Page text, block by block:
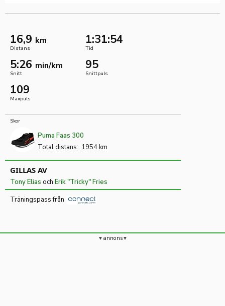
16,9 km
Distans
1:31:54
Tid
5:26 min/km
Snitt
95
Snittpuls
109
Maxpuls
Skor
Puma Faas 300
Total distans: 1954 km
GILLAS AV
Tony Elias och Erik "Tricky" Fries
Träningspass från
annons